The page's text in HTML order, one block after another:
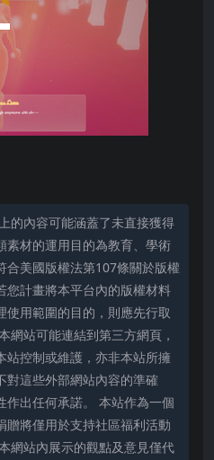
的內容可能涵蓋了未直接獲得
素材的運用目的為教育、學術
合美國版權法第107條關於版權
您計畫將本平台內的版權材料
使用範圍的目的，則應先行取
網站可能連結到第三方網頁，
站控制或維護，亦非本站所擁
對這些外部網站內容的準確
作出任何承諾。 本站作為一個
贈將僅用於支持社區福利活動
網站內展示的觀點及意見僅代